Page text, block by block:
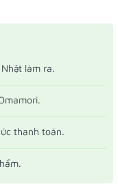
làm ra.
thanh toán.